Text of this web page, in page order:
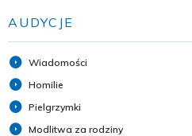
AUDYCJE
Wiadomości
Homilie
Pielgrzymki
Modlitwa za rodziny